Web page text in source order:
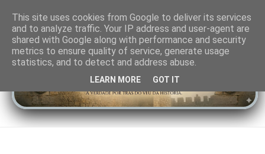
This site uses cookies from Google to deliver its services
and to analyze traffic. Your IP address and user-agent are
shared with Google along with performance and security
metrics to ensure quality of service, generate usage
statistics, and to detect and address abuse.
LEARN MORE GOT IT